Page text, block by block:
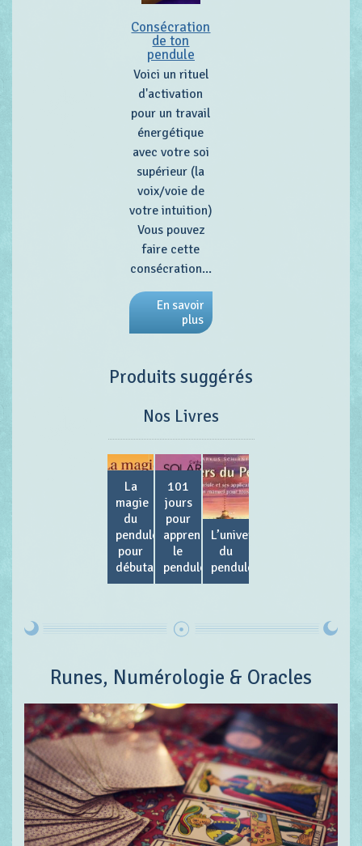
Consécration
de ton
pendule
Voici un rituel
d'activation
pour un travail
énergétique
avec votre soi
supérieur (la
voix/voie de
votre intuition)
Vous pouvez
faire cette
consécration...
En savoir
plus
Produits suggérés
Nos Livres
La
magie
du
pendule
pour
débutant
101
jours
pour
apprendre
le
pendule
L’univers
du
pendule
Runes, Numérologie & Oracles